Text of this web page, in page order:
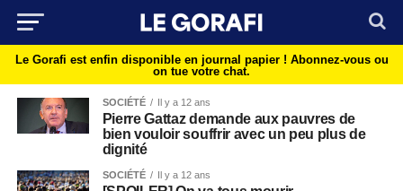
Le Gorafi est enfin disponible en journal papier ! Abonnez-vous ou
on tue votre chat.
SOCIÉTÉ Il y a 12 ans
Pierre Gattaz demande aux pauvres de
bien vouloir souffrir avec un peu plus de
dignité
SOCIÉTÉ Il y a 12 ans